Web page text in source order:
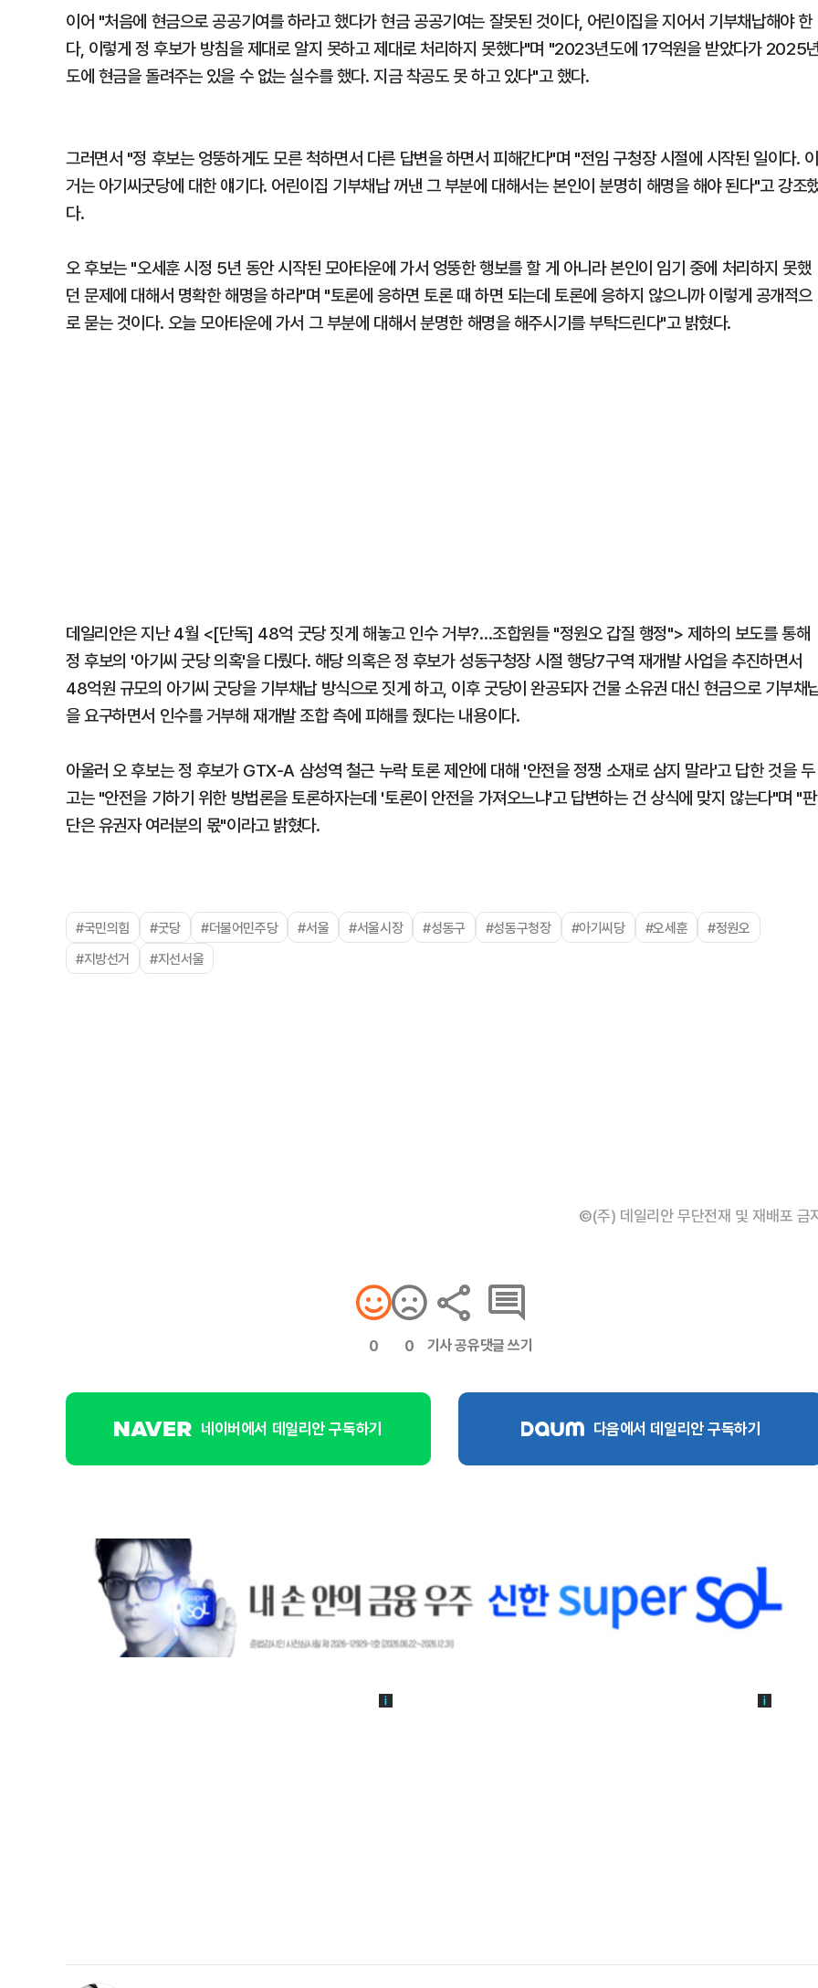
이어 "처음에 현금으로 공공기여를 하라고 했다가 현금 공공기여는 잘못된 것이다, 어린이집을 지어서 기부채납해야 한
다, 이렇게 정 후보가 방침을 제대로 알지 못하고 제대로 처리하지 못했다"며 "2023년도에 17억원을 받았다가 2025
도에 현금을 돌려주는 있을 수 없는 실수를 했다. 지금 착공도 못 하고 있다"고 했다.
그러면서 "정 후보는 엉뚱하게도 모른 척하면서 다른 답변을 하면서 피해간다"며 "전임 구청장 시절에 시작된 일이다. 이
거는 아기씨굿당에 대한 얘기다. 어린이집 기부채납 꺼낸 그 부분에 대해서는 본인이 분명히 해명을 해야 된다"고 강조
다.
오 후보는 "오세훈 시정 5년 동안 시작된 모아타운에 가서 엉뚱한 행보를 할 게 아니라 본인이 임기 중에 처리하지 못했
던 문제에 대해서 명확한 해명을 하라"며 "토론에 응하면 토론 때 하면 되는데 토론에 응하지 않으니까 이렇게 공개적으
로 묻는 것이다. 오늘 모아타운에 가서 그 부분에 대해서 분명한 해명을 해주시기를 부탁드린다"고 밝혔다.
데일리안은 지난 4월 <[단독] 48억 굿당 짓게 해놓고 인수 거부?…조합원들 "정원오 갑질 행정"> 제하의 보도를 통해
정 후보의 '아기씨 굿당 의혹'을 다뤘다. 해당 의혹은 정 후보가 성동구청장 시절 행당7구역 재개발 사업을 추진하면서
48억원 규모의 아기씨 굿당을 기부채납 방식으로 짓게 하고, 이후 굿당이 완공되자 건물 소유권 대신 현금으로 기부채
을 요구하면서 인수를 거부해 재개발 조합 측에 피해를 줬다는 내용이다.
아울러 오 후보는 정 후보가 GTX-A 삼성역 철근 누락 토론 제안에 대해 '안전을 정쟁 소재로 삼지 말라'고 답한 것을 두
고는 "안전을 기하기 위한 방법론을 토론하자는데 '토론이 안전을 가져오느냐'고 답변하는 건 상식에 맞지 않는다"며 "판
단은 유권자 여러분의 몫"이라고 밝혔다.
#국민의힘 #굿당 #더불어민주당 #서울 #서울시장 #성동구 #성동구청장 #아기씨당 #오세훈
#정원오
#지방선거
#지선서울
©(주) 데일리안 무단전재 및 재배포 금
0 0 기사 공유댓글 쓰기
네이버에서 데일리안 구독하기 다음에서 데일리안 구독하기